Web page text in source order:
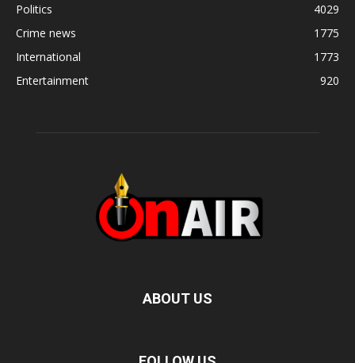
Politics
4029
Crime news
1775
International
1773
Entertainment
920
ABOUT US